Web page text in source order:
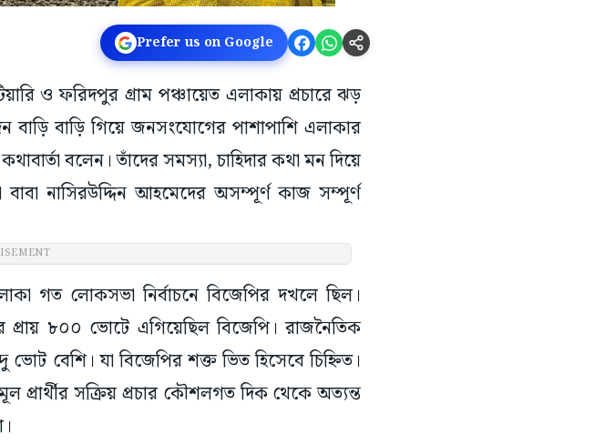
Prefer us on Google
ও ফরিদপুর গ্রাম পঞ্চায়েত এলাকায় প্রচারে ঝড়
বাড়ি গিয়ে জনসংযোগের পাশাপাশি এলাকার
বলেন। তাঁদের সমস্যা, চাহিদার কথা মন দিয়ে
নাসিরউদ্দিন আহমেদের অসম্পূর্ণ কাজ সম্পূর্ণ
গত লোকসভা নির্বাচনে বিজেপির দখলে ছিল।
প্রায় ৮০০ ভোটে এগিয়েছিল বিজেপি। রাজনৈতিক
বেশি। যা বিজেপির শক্ত ভিত হিসেবে চিহ্নিত।
সক্রিয় প্রচার কৌশলগত দিক থেকে অত্যন্ত